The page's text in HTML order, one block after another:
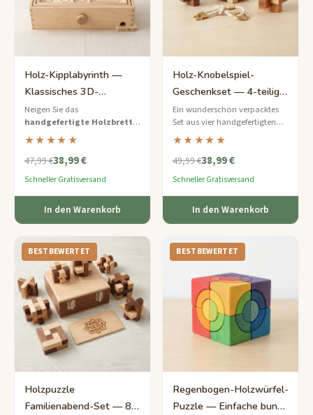
Holz-Kipplabyrinth —
Klassisches 3D-
Murmelspiel
Neigen Sie das
handgefertigte Holzbrett,
um eine Murmel durch ein
gewundenes Labyrinth zu
führen – eine zeitlose 3D-
★★★★★
47,99 €38,99 €
Schneller Gratisversand
In den Warenkorb
Holz-Knobelspiel-
Geschenkset — 4-teilige
Klassiker-Sammlung
Ein wunderschön verpacktes
Set aus vier handgefertigten
Holzrätseln, perfekt für
neugierige Köpfe, die eine gute
Herausforderung lieben.
★★★★★
49,99 €38,99 €
Schneller Gratisversand
In den Warenkorb
BESTBEWERTET
Holzpuzzle
Familienabend-Set — 8-
BESTBEWERTET
Regenbogen-Holzwürfel-
Puzzle — Einfache bunte